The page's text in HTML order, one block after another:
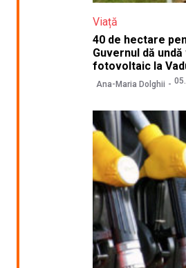
Viață
40 de hectare
Guvernul dă
fotovoltaic la
Ana-Maria Dolghii